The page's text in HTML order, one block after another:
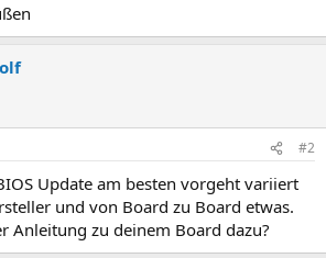
#2
Update am besten vorgeht variiert
und von Board zu Board etwas.
Anleitung zu deinem Board dazu?